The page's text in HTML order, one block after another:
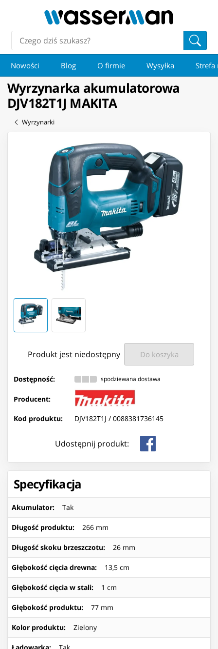
Nowości Blog O firmie Wysyłka Strefa
Wyrzynarka akumulatorowa
DJV182T1J MAKITA
Wyrzynarki
Produkt jest niedostępny Do koszyka
Dostępność: spodziewana dostawa
Producent:
Kod produktu: DJV182T1J / 0088381736145
Udostępnij produkt:
Specyfikacja
Akumulator: Tak
Długość produktu: 266 mm
Długość skoku brzeszczotu: 26 mm
Głębokość cięcia drewna: 13,5 cm
Głębokość cięcia w stali: 1 cm
Głębokość produktu: 77 mm
Kolor produktu: Zielony
Ładowarka: Tak